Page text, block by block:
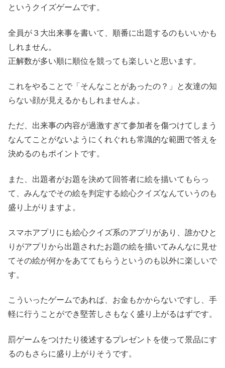
というクイズゲームです。
全員が３大出来事を書いて、順番に出題するのもいいかも
しれません。
正解数が多い順に順位を競っても楽しいと思います。
これをやることで「そんなことがあったの？」と友達の知
らない顔が見えるかもしれませんよ。
ただ、出来事の内容が過激すぎて参加者を傷つけてしまう
なんてことがないようにくれぐれも常識的な範囲で答えを
決めるのもポイントです。
また、出題者がお題を決めて回答者に絵を描いてもらっ
て、みんなでその絵を判定する絵心クイズなんていうのも
盛り上がりますよ。
スマホアプリにも絵心クイズ系のアプリがあり、誰かひと
りがアプリから出題されたお題の絵を描いてみんなに見せ
てその絵が何かをあててもらうというのも以外に楽しいで
す。
こういったゲームであれば、お金もかからないですし、手
軽に行うことができ堅苦しさもなく盛り上がるはずです。
罰ゲームをつけたり後述するプレゼントを使って景品にす
るのもさらに盛り上がりそうです。